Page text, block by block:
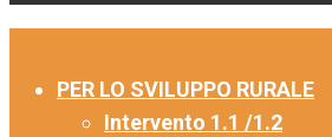
PER LO SVILUPPO RURALE
Intervento 1.1 /1.2